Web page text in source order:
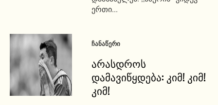
ერთი...
ᲩᲐᲜᲐᲬᲔᲠᲘ
არასდროს
დამავიწყდება: კიმ! კიმ!
კიმ!